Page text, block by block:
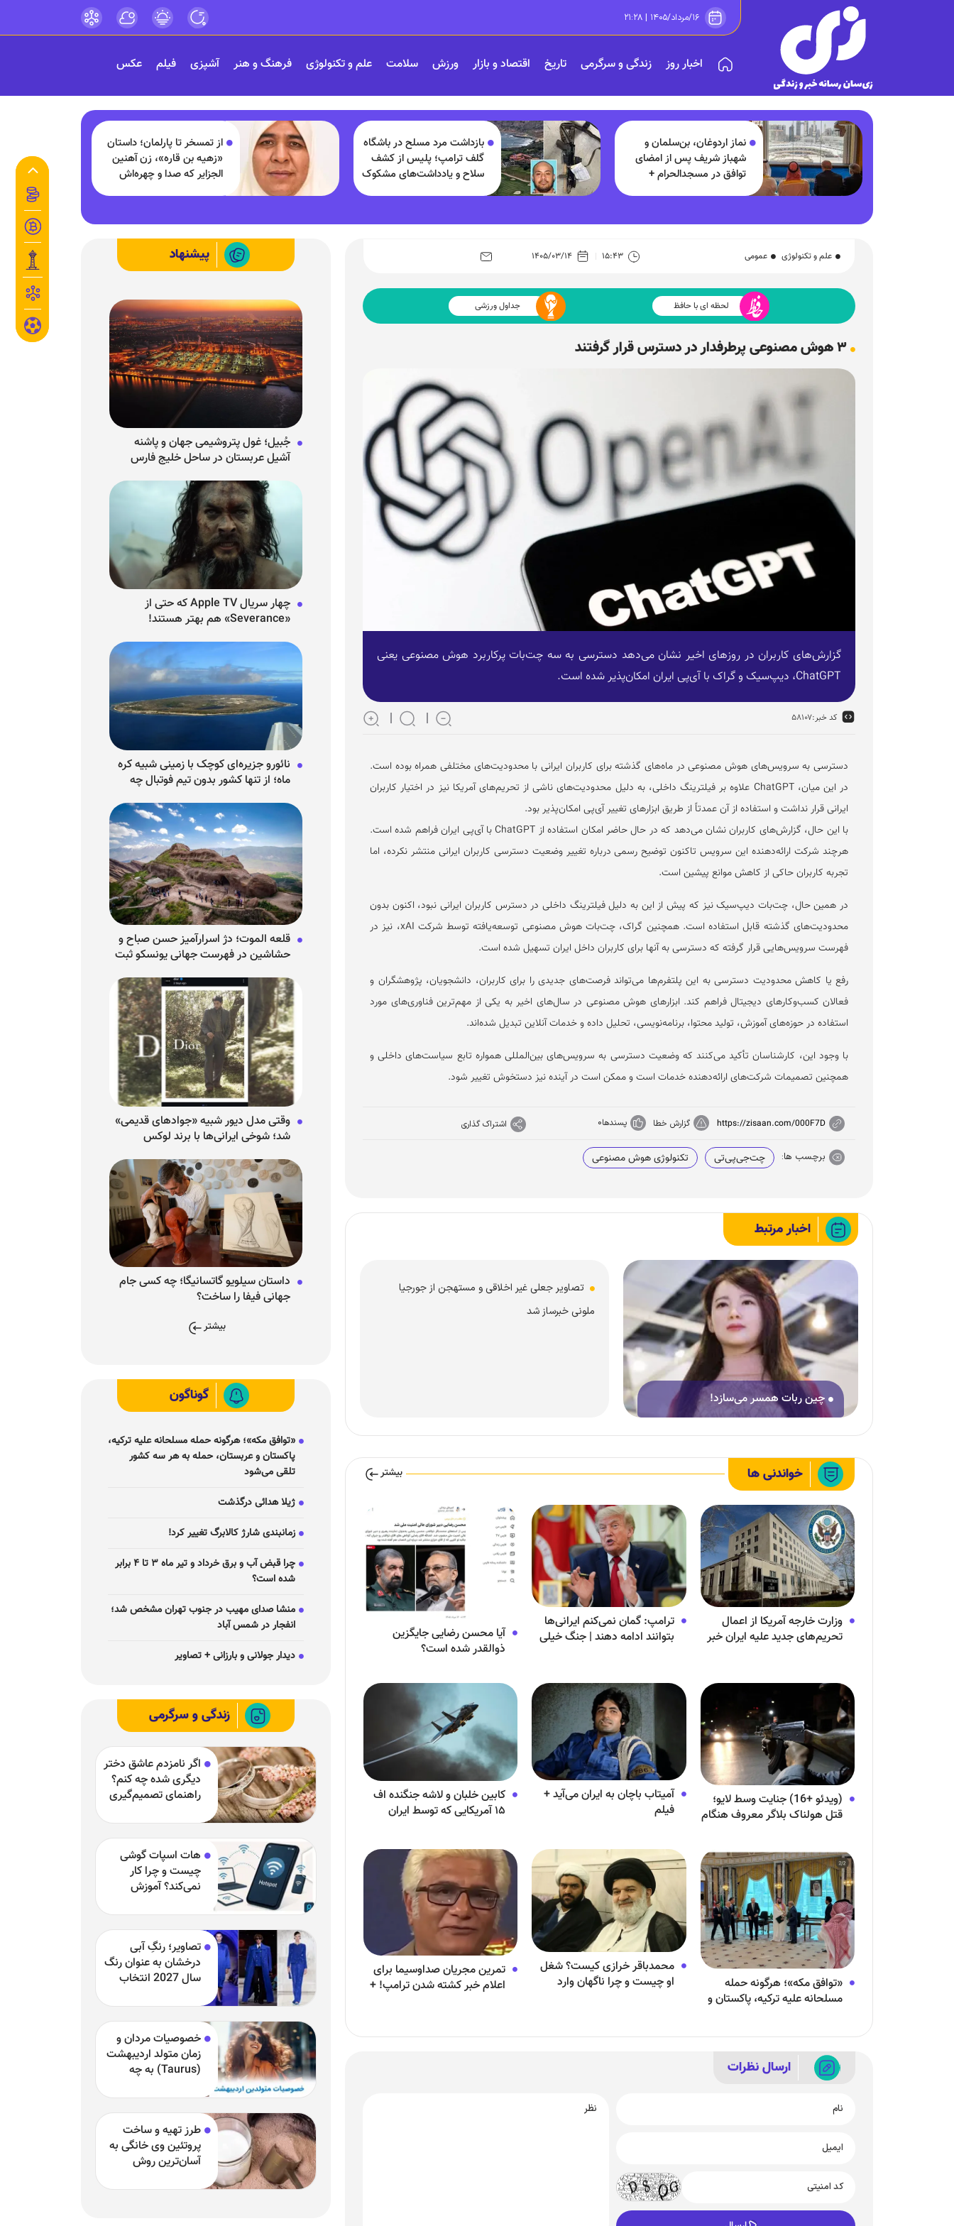
۱۶/مرداد/۱۴۰۵ | ۲۱:۲۸
اخبار روز زندگی و سرگرمی تاریخ اقتصاد و بازار ورزش سلامت علم و تکنولوژی فرهنگ و هنر آشپزی فیلم عکس
نماز اردوغان، بن‌سلمان و
شهباز شریف پس از امضای
توافق در مسجدالحرام +
بازداشت مرد مسلح در باشگاه
گلف ترامپ؛ پلیس از کشف
سلاح و یادداشت‌های مشکوک
از تمسخر تا پارلمان؛ داستان
«زهیه بن قاره»، زن آهنین
الجزایر که صدا و چهره‌اش
علم و تکنولوژی عمومی ۱۵:۴۳ ۱۴۰۵/۰۳/۱۴
لحظه ای با حافظ جداول ورزشی
۳ هوش مصنوعی پرطرفدار در دسترس قرار گرفتند
گزارش‌های کاربران در روز‌های اخیر نشان می‌دهد دسترسی به سه چت‌بات پرکاربرد هوش مصنوعی یعنی
ChatGPT، دیپ‌سیک و گراک با آی‌پی ایران امکان‌پذیر شده است.
کد خبر:۵۸۱۰۷
دسترسی به سرویس‌های هوش مصنوعی در ماه‌های گذشته برای کاربران ایرانی با محدودیت‌های مختلفی همراه بوده است.
در این میان، ChatGPT علاوه بر فیلترینگ داخلی، به دلیل محدودیت‌های ناشی از تحریم‌های آمریکا نیز در اختیار کاربران
ایرانی قرار نداشت و استفاده از آن عمدتاً از طریق ابزار‌های تغییر آی‌پی امکان‌پذیر بود.
با این حال، گزارش‌های کاربران نشان می‌دهد که در حال حاضر امکان استفاده از ChatGPT با آی‌پی ایران فراهم شده است.
هرچند شرکت ارائه‌دهنده این سرویس تاکنون توضیح رسمی درباره تغییر وضعیت دسترسی کاربران ایرانی منتشر نکرده، اما
تجربه کاربران حاکی از کاهش موانع پیشین است.
در همین حال، چت‌بات دیپ‌سیک نیز که پیش از این به دلیل فیلترینگ داخلی در دسترس کاربران ایرانی نبود، اکنون بدون
محدودیت‌های گذشته قابل استفاده است. همچنین گراک، چت‌بات هوش مصنوعی توسعه‌یافته توسط شرکت xAI، نیز در
فهرست سرویس‌هایی قرار گرفته که دسترسی به آنها برای کاربران داخل ایران تسهیل شده است.
رفع یا کاهش محدودیت دسترسی به این پلتفرم‌ها می‌تواند فرصت‌های جدیدی را برای کاربران، دانشجویان، پژوهشگران و
فعالان کسب‌وکار‌های دیجیتال فراهم کند. ابزار‌های هوش مصنوعی در سال‌های اخیر به یکی از مهم‌ترین فناوری‌های مورد
استفاده در حوزه‌های آموزش، تولید محتوا، برنامه‌نویسی، تحلیل داده و خدمات آنلاین تبدیل شده‌اند.
با وجود این، کارشناسان تأکید می‌کنند که وضعیت دسترسی به سرویس‌های بین‌المللی همواره تابع سیاست‌های داخلی و
همچنین تصمیمات شرکت‌های ارائه‌دهنده خدمات است و ممکن است در آینده نیز دستخوش تغییر شود.
https://zisaan.com/000F7D گزارش خطا پسندها0 اشتراک گذاری
برچسب ها: چت‌جی‌پی‌تی تکنولوژی هوش مصنوعی
اخبار مرتبط
چین ربات همسر می‌سازد!
تصاویر جعلی غیر اخلاقی و مستهجن از جورجیا
ملونی خبرساز شد
خواندنی ها بیشتر
وزارت خارجه آمریکا از اعمال
تحریم‌های جدید علیه ایران خبر
ترامپ: گمان نمی‌کنم ایرانی‌ها
بتوانند ادامه دهند | جنگ خیلی
آیا محسن رضایی جایگزین
ذوالقدر شده است؟
(ویدئو +16) جنایت وسط لایو؛
قتل هولناک بلاگر معروف هنگام
آمیتاب باچان به ایران می‌آید +
فیلم
کابین خلبان و لاشه جنگنده اف
۱۵ آمریکایی که توسط ایران
«توافق مکه»؛ هرگونه حمله
مسلحانه علیه ترکیه، پاکستان و
محمدباقر خرازی کیست؟ شغل
او چیست و چرا ناگهان وارد
تمرین مجریان صداوسیما برای
اعلام خبر کشته شدن ترامپ! +
ارسال نظرات
پیشنهاد
جُبیل؛ غول پتروشیمی جهان و پاشنه
آشیل عربستان در ساحل خلیج فارس
چهار سریال Apple TV که حتی از
«Severance» هم بهتر هستند!
نائورو جزیره‌ای کوچک با زمینی شبیه کره
ماه؛ از تنها کشور بدون تیم فوتبال چه
قلعه الموت؛ دژ اسرارآمیز حسن صباح و
حشاشین در فهرست جهانی یونسکو ثبت
وقتی مدل دیور شبیه «جوادهای قدیمی»
شد؛ شوخی ایرانی‌ها با برند لوکس
داستان سیلویو گاتسانیگا؛ چه کسی جام
جهانی فیفا را ساخت؟
بیشتر
گوناگون
«توافق مکه»؛ هرگونه حمله مسلحانه علیه ترکیه،
پاکستان و عربستان، حمله به هر سه کشور
تلقی می‌شود
ژیلا هدائی درگذشت
زمانبندی شارژ کالابرگ تغییر کرد!
چرا قبض آب و برق خرداد و تیر ماه ۳ تا ۴ برابر
شده است؟
منشا صدای مهیب در جنوب تهران مشخص شد؛
انفجار در شمس آباد
دیدار جولانی و بارزانی + تصاویر
زندگی و سرگرمی
اگر نامزدم عاشق دختر
دیگری شده چه کنم؟
راهنمای تصمیم‌گیری
هات اسپات گوشی
چیست و چرا کار
نمی‌کند؟ آموزش
مشکلات
تصاویر؛ رنگِ آبی
درخشان به عنوان رنگ
سال 2027 انتخاب
خصوصیات مردان و
زمان متولد اردیبهشت
(Taurus) به چه
و بارزترین خصوصیت
اردیبهشتی‌ها چیست؟
طرز تهیه و ساخت
پروتئین وی خانگی به
آسان‌ترین روش